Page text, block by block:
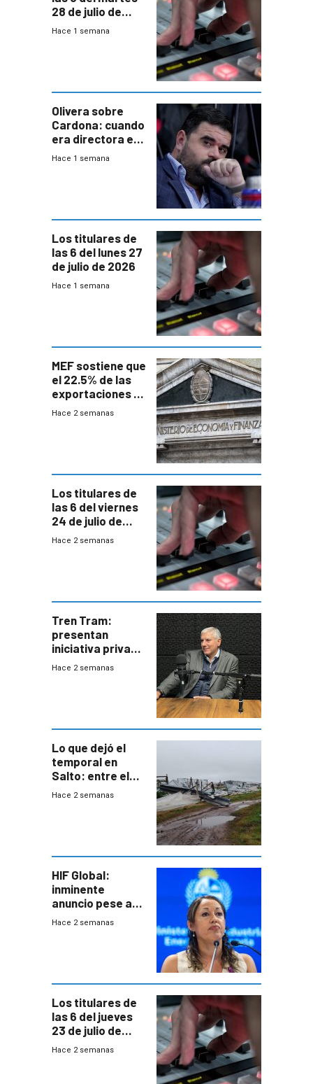
28 de julio de
2026
Hace 1 semana
Olivera sobre
Cardona: cuando
era directora en
UTE “no era muy
Hace 1 semana
Los titulares de
las 6 del lunes 27
de julio de 2026
Hace 1 semana
MEF sostiene que
el 22.5% de las
exportaciones a
EE.UU se verán
Hace 2 semanas
Los titulares de
las 6 del viernes
24 de julio de
2026
Hace 2 semanas
Tren Tram:
presentan
iniciativa privada
para una red de
Hace 2 semanas
Lo que dejó el
temporal en
Salto: entre el
impacto
Hace 2 semanas
HIF Global:
inminente
anuncio pese a
declaración de
gobierno
Hace 2 semanas
Los titulares de
las 6 del jueves
23 de julio de
2026
Hace 2 semanas